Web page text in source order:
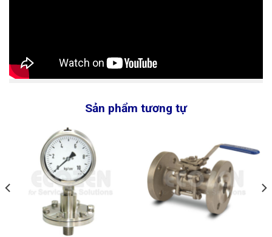
Sản phẩm tương tự